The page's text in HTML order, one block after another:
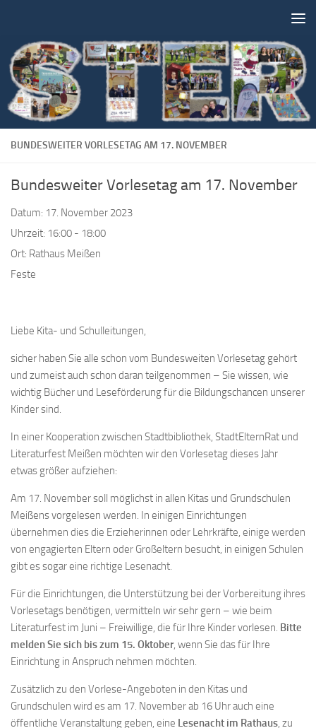
BUNDESWEITER VORLESETAG AM 17. NOVEMBER
Bundesweiter Vorlesetag am 17. November
Datum: 17. November 2023
Uhrzeit: 16:00 - 18:00
Ort: Rathaus Meißen
Feste
Liebe Kita- und Schulleitungen,
sicher haben Sie alle schon vom Bundesweiten Vorlesetag gehört
und zumeist auch schon daran teilgenommen – Sie wissen, wie
wichtig Bücher und Leseförderung für die Bildungschancen unserer
Kinder sind.
In einer Kooperation zwischen Stadtbibliothek, StadtElternRat und
Literaturfest Meißen möchten wir den Vorlesetag dieses Jahr
etwas größer aufziehen:
Am 17. November soll möglichst in allen Kitas und Grundschulen
Meißens vorgelesen werden. In einigen Einrichtungen
übernehmen dies die Erzieherinnen oder Lehrkräfte, einige werden
von engagierten Eltern oder Großeltern besucht, in einigen Schulen
gibt es sogar eine richtige Lesenacht.
Für die Einrichtungen, die Unterstützung bei der Vorbereitung ihres
Vorlesetags benötigen, vermitteln wir sehr gern – wie beim
Literaturfest im Juni – Freiwillige, die für Ihre Kinder vorlesen. Bitte
melden Sie sich bis zum 15. Oktober, wenn Sie das für Ihre
Einrichtung in Anspruch nehmen möchten.
Zusätzlich zu den Vorlese-Angeboten in den Kitas und
Grundschulen wird es am 17. November ab 16 Uhr auch eine
öffentliche Veranstaltung geben, eine Lesenacht im Rathaus, zu